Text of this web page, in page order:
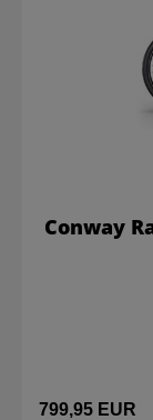
799,95 EUR
Conway